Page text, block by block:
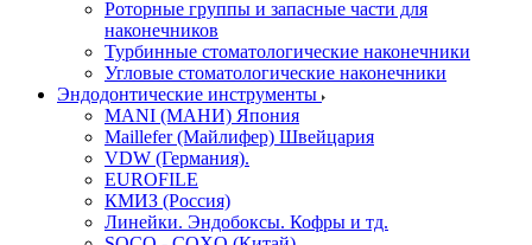
Роторные группы и запасные части для
наконечников
Турбинные стоматологические наконечники
Угловые стоматологические наконечники
Эндодонтические инструменты
MANI (МАНИ) Япония
Maillefer (Майлифер) Швейцария
VDW (Германия).
EUROFILE
КМИЗ (Россия)
Линейки. Эндобоксы. Кофры и тд.